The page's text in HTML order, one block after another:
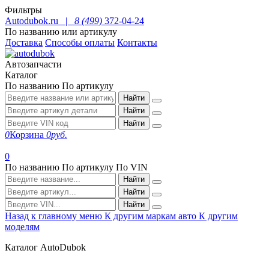
Фильтры
Autodubok.ru |
8 (499) 372-04-24
По названию или артикулу
Доставка Способы оплаты Контакты
Автозапчасти
Каталог
По названию По артикулу
Найти
Найти
Найти
0Корзина 0руб.
0
По названию По артикулу По VIN
Найти
Найти
Найти
Назад к главному меню К другим маркам авто К другим
моделям
Каталог AutoDubok